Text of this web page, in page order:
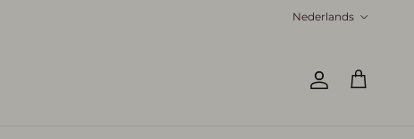
Nederlands
Account